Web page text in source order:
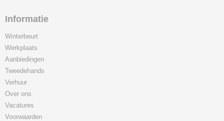
Informatie
Winterbeurt
Werkplaats
Aanbiedingen
Tweedehands
Verhuur
Over ons
Vacatures
Voorwaarden